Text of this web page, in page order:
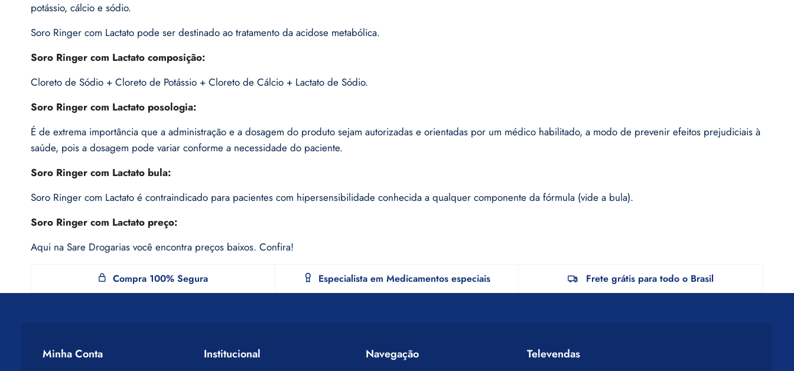
potássio, cálcio e sódio.
Soro Ringer com Lactato pode ser destinado ao tratamento da acidose metabólica.
Soro Ringer com Lactato composição:
Cloreto de Sódio + Cloreto de Potássio + Cloreto de Cálcio + Lactato de Sódio.
Soro Ringer com Lactato posologia:
É de extrema importância que a administração e a dosagem do produto sejam autorizadas e orientadas por um médico habilitado, a modo de prevenir efeitos prejudiciais à
saúde, pois a dosagem pode variar conforme a necessidade do paciente.
Soro Ringer com Lactato bula:
Soro Ringer com Lactato é contraindicado para pacientes com hipersensibilidade conhecida a qualquer componente da fórmula (vide a bula).
Soro Ringer com Lactato preço:
Aqui na Sare Drogarias você encontra preços baixos. Confira!
Compra 100% Segura Especialista em Medicamentos especiais Frete grátis para todo o Brasil
Minha Conta Institucional Navegação Televendas